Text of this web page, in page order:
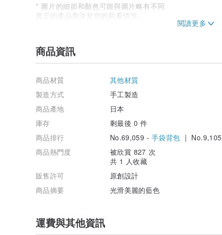
* 圖片的細節和顏色可能與圖片略有不同
真正的產品取決於您的觀看情況。
商品資訊
商品材質
其他材質
製造方式
手工製造
商品產地
日本
庫存
剩最後 0 件
商品排行
No.69,059 - 手袋背包 |
商品熱門度
被欣賞 827 次
共 1 人收藏
販售許可
原創設計
商品摘要
光滑美麗的藍色
運費與其他資訊